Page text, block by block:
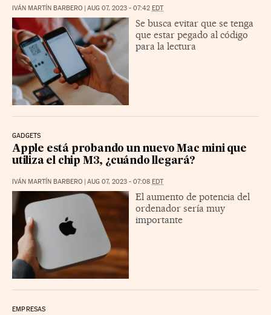
IVÁN MARTÍN BARBERO AUG 07, 2023 - 07:42 EDT
Se busca evitar que se tenga
que estar pegado al código
para la lectura
GADGETS
Apple está probando un nuevo Mac mini que
utiliza el chip M3, ¿cuándo llegará?
IVÁN MARTÍN BARBERO AUG 07, 2023 - 07:08 EDT
El aumento de potencia del
ordenador sería muy
importante
EMPRESAS